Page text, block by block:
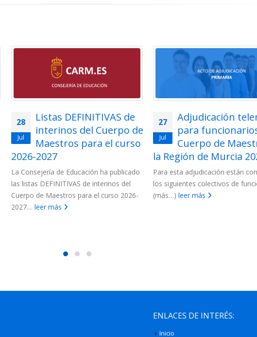
28
Jul
Listas DEFINITIVAS de
interinos del Cuerpo de
Maestros para el curso
2026-2027
La Consejería de Educación ha publicado
las listas DEFINITIVAS de interinos del
Cuerpo de Maestros para el curso 2026-
2027.... leer más
27
Jul
Adjudicación
para
Cuerpo de
la Región de Murcia
Para esta adjudicación están
los siguientes colectivos de
(más…) leer más
ENLACES DE INTERÉS:
Inicio